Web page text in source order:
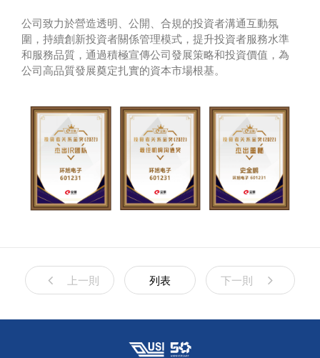
公司致力於營造透明、公開、合規的投資者溝通互動氛
圍，持續創新投資者關係管理模式，提升投資者服務水準
和服務品質，通過積極宣傳公司發展策略和投資價值，為
公司高品質發展奠定扎實的資本市場根基。
上一則 列表 下一則